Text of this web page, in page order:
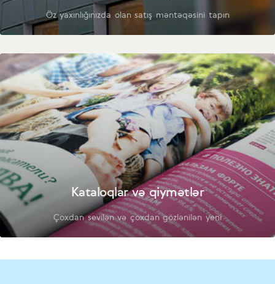
Öz yaxınlığınızda olan satış məntəqəsini tapın
Kataloqlar və qiymətlər
Çoxdan sevilən və çoxdan gözlənilən yeni